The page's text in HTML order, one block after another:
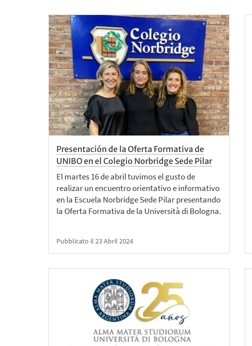
Presentación de la Oferta Formativa de
UNIBO en el Colegio Norbridge Sede Pilar
El martes 16 de abril tuvimos el gusto de
realizar un encuentro orientativo e informativo
en la Escuela Norbridge Sede Pilar presentando
la Oferta Formativa de la Università di Bologna.
Pubblicato il 23 Abril 2024